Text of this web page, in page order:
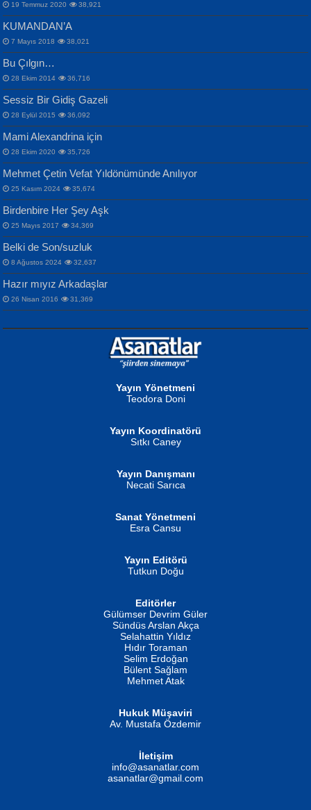
İPEK ACAR SERT
Gazze’nin Şecaati, Ümmetin İmtihanı...
MAHMUT GÜRBÜZ
İbrahim Olmak ve Bitirebilmek...
NURAN KÖSE BAYDAR
İSMAİL OKUTAN
Erkeklerin Kahrolması Ne Demektir
Selahattin Yıldız
İdrakimle Üşürken...
Songül Özel
Mahzen...
Ben Deniz Değilim ki...
Evvel Zaman Tanrıçası...
ERDEM BAYAZIT
Sana, Bana, Vatanıma, Ülkemin
İnsanlarına Dair...
NAZIM HİKMET RAN
Bir Cezaevinde, Tecritteki Adamın
Mektupları...
19 Temmuz 2020 38,921
KUMANDAN’A
7 Mayıs 2018 38,021
Bu Çılgın…
28 Ekim 2014 36,716
Sessiz Bir Gidiş Gazeli
28 Eylül 2015 36,092
Mami Alexandrina için
28 Ekim 2020 35,726
Mehmet Çetin Vefat Yıldönümünde Anılıyor
25 Kasım 2024 35,674
Birdenbire Her Şey Aşk
25 Mayıs 2017 34,369
Belki de Son/suzluk
8 Ağustos 2024 32,637
Hazır mıyız Arkadaşlar
26 Nisan 2016 31,369
Yayın Yönetmeni
Teodora Doni
Yayın Koordinatörü
Sıtkı Caney
Yayın Danışmanı
Necati Sarıca
Sanat Yönetmeni
Esra Cansu
Yayın Editörü
Tutkun Doğu
Editörler
Gülümser Devrim Güler
Sündüs Arslan Akça
Selahattin Yıldız
Hıdır Toraman
Selim Erdoğan
Bülent Sağlam
Mehmet Atak
Hukuk Müşaviri
Av. Mustafa Özdemir
İletişim
info@asanatlar.com
asanatlar@gmail.com